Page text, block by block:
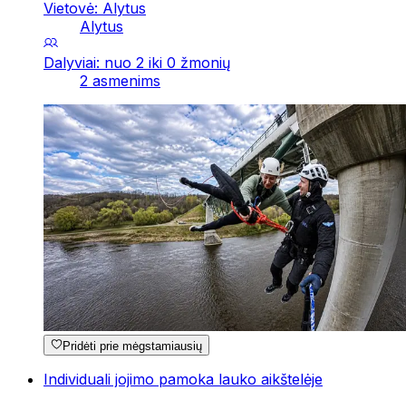
Vietovė: Alytus
Alytus
Dalyviai: nuo 2 iki 0 žmonių
2 asmenims
Pridėti prie mėgstamiausių
Individuali jojimo pamoka lauko aikštelėje